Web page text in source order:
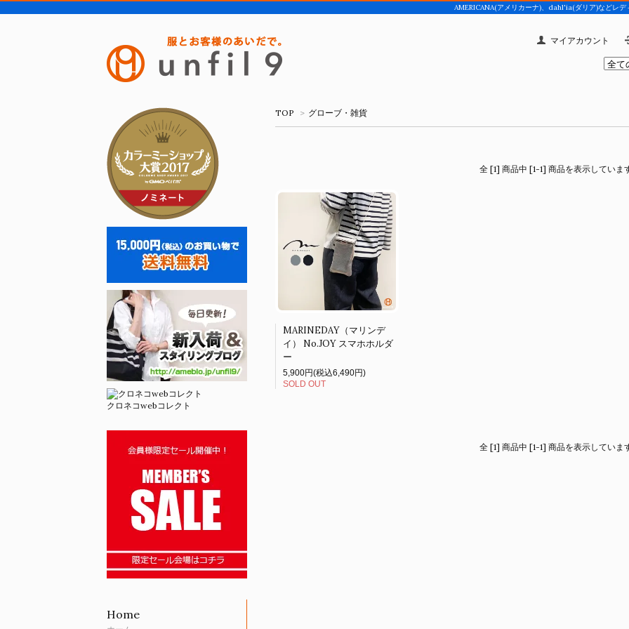
AMERICANA(アメリカーナ)、dahl'ia(ダリア)などレ
マイアカウント
TOP > グローブ・雑貨
全 [1] 商品中 [1-1] 商品を表示していま
MARINEDAY（マリンデ
イ） No.JOY スマホホルダ
ー
5,900円(税込6,490円)
SOLD OUT
全 [1] 商品中 [1-1] 商品を表示していま
クロネコwebコレクト
Home